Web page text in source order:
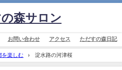
森サロン
お問い合わせ アクセス ただすの森日記
を楽しむ 淀水路の河津桜